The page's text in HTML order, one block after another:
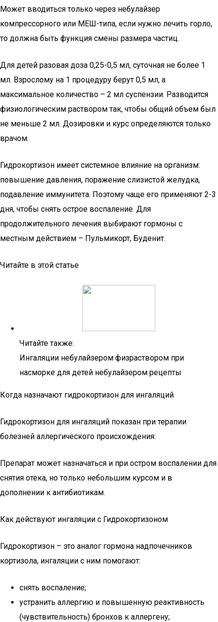
Может вводиться только через небулайзер
компрессорного или МЕШ-типа, если нужно лечить горло,
то должна быть функция смены размера частиц.
Для детей разовая доза 0,25-0,5 мл, суточная не более 1
мл. Взрослому на 1 процедуру берут 0,5 мл, а
максимальное количество – 2 мл суспензии. Разводится
физиологическим раствором так, чтобы общий объем был
не меньше 2 мл. Дозировки и курс определяются только
врачом.
Гидрокортизон имеет системное влияние на организм:
повышение давления, поражение слизистой желудка,
подавление иммунитета. Поэтому чаще его применяют 2-3
дня, чтобы снять острое воспаление. Для
продолжительного лечения выбирают гормоны с
местным действием – Пульмикорт, Буденит.
Читайте в этой статье
Читайте также:
Ингаляции небулайзером физраствором при
насморке для детей небулайзером рецепты
Когда назначают гидрокортизон для ингаляций
Гидрокортизон для ингаляций показан при терапии
болезней аллергического происхождения:
Препарат может назначаться и при остром воспалении для
снятия отека, но только небольшим курсом и в
дополнении к антибиотикам.
Как действуют ингаляции с Гидрокортизоном
Гидрокортизон – это аналог гормона надпочечников
кортизола, ингаляции с ним помогают:
снять воспаление;
устранить аллергию и повышенную реактивность
(чувствительность) бронхов к аллергену;